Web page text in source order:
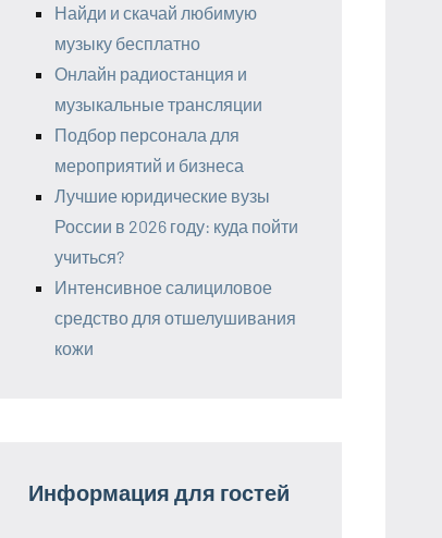
Найди и скачай любимую
музыку бесплатно
Онлайн радиостанция и
музыкальные трансляции
Подбор персонала для
мероприятий и бизнеса
Лучшие юридические вузы
России в 2026 году: куда пойти
учиться?
Интенсивное салициловое
средство для отшелушивания
кожи
Информация для гостей